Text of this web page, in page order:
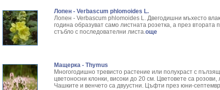
Лопен - Verbascum phlomoides L.
Лопен - Verbascum phlomoides L. Двегодишни мъхесто
година обра­зуват само листната розетка, а през втората
стъбло с последо­вателни листа.още
Мащерка - Thymus
Многогодишно тревисто растение или полухраст с
цветоносни клонки, високи до 20 см. Цветовете са
Чашките и венчето са двуустни. Цъфти през юни-